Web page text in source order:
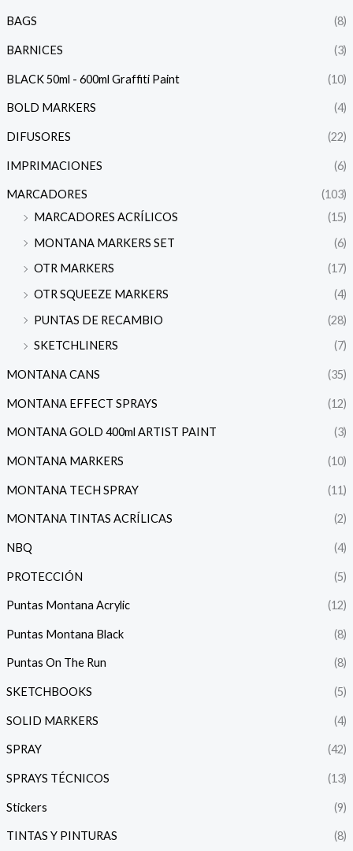
BAGS (8)
BARNICES (3)
BLACK 50ml - 600ml Graffiti Paint (10)
BOLD MARKERS (4)
DIFUSORES (22)
IMPRIMACIONES (6)
MARCADORES
(103)
MARCADORES ACRÍLICOS
(15)
MONTANA MARKERS SET
(6)
OTR MARKERS
(17)
OTR SQUEEZE MARKERS
(4)
PUNTAS DE RECAMBIO
(28)
SKETCHLINERS
(7)
MONTANA CANS (35)
MONTANA EFFECT SPRAYS (12)
MONTANA GOLD 400ml ARTIST PAINT (3)
MONTANA MARKERS (10)
MONTANA TECH SPRAY (11)
MONTANA TINTAS ACRÍLICAS (2)
NBQ (4)
PROTECCIÓN (5)
Puntas Montana Acrylic (12)
Puntas Montana Black (8)
Puntas On The Run (8)
SKETCHBOOKS (5)
SOLID MARKERS (4)
SPRAY (42)
SPRAYS TÉCNICOS (13)
Stickers (9)
TINTAS Y PINTURAS
(8)